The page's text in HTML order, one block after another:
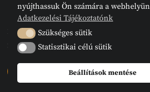
2024 © Megvanirva.hu - Minden jog
fenntartva.
nyújthassuk Ön számára a
Adatkezelési Tájékoztatónk
Szükséges sütik
Szükséges sütik
Statisztikai célú sütik
Statisztikai célú sütik
Beállítások mentése